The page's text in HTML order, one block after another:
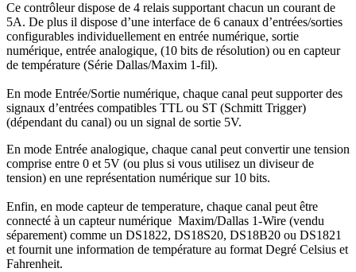
Ce contrôleur dispose de 4 relais supportant chacun un courant de
5A. De plus il dispose d’une interface de 6 canaux d’entrées/sorties
configurables individuellement en entrée numérique, sortie
numérique, entrée analogique, (10 bits de résolution) ou en capteur
de température (Série Dallas/Maxim 1-fil).
En mode Entrée/Sortie numérique, chaque canal peut supporter des
signaux d’entrées compatibles TTL ou ST (Schmitt Trigger)
(dépendant du canal) ou un signal de sortie 5V.
En mode Entrée analogique, chaque canal peut convertir une tension
comprise entre 0 et 5V (ou plus si vous utilisez un diviseur de
tension) en une représentation numérique sur 10 bits.
Enfin, en mode capteur de temperature, chaque canal peut être
connecté à un capteur numérique Maxim/Dallas 1-Wire (vendu
séparement) comme un DS1822, DS18S20, DS18B20 ou DS1821
et fournit une information de température au format Degré Celsius et
Fahrenheit.